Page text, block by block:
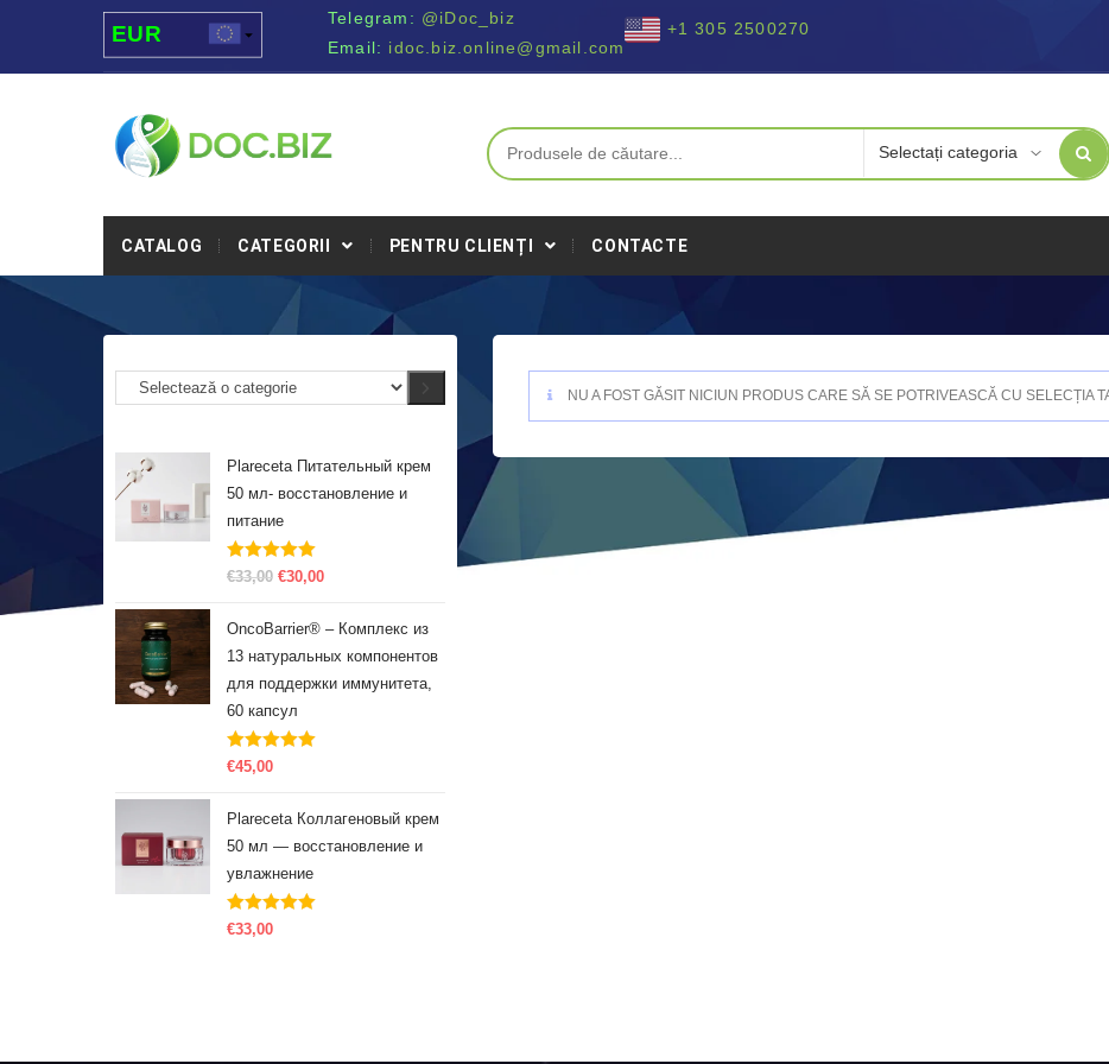
EUR
USD
UAH
MDL
Telegram: @iDoc_biz
Email: idoc.biz.online@gmail.com
+1 305 2500270
CATALOG CATEGORII PENTRU CLIENȚI CONTACTE
NU A FOST GĂSIT NICIUN PRODUS CARE SĂ SE POTRIVEASCĂ CU SELECȚIA
Plareceta Питательный крем
50 мл- восстановление и
питание
Оценка5.00
€33,00 €30,00
OncoBarrier® – Комплекс из
13 натуральных компонентов
для поддержки иммунитета,
60 капсул
Оценка
€45,00
Plareceta Коллагеновый крем
50 мл — восстановление и
увлажнение
Оценка
€33,00